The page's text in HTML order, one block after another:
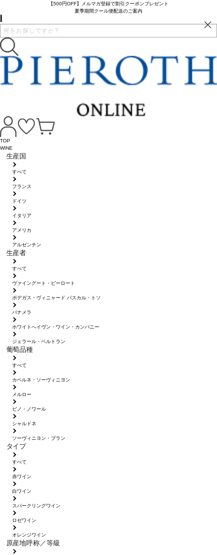
【500円OFF】メルマガ登録で割引クーポンプレゼント
夏季期間クール便配送のご案内
TOP
WINE
生産国
すべて
フランス
ドイツ
イタリア
アメリカ
アルゼンチン
生産者
すべて
ヴァイングート・ピーロート
ボデガス・ヴィニャード パスカル・トソ
パナメラ
ホワイトへイヴン・ワイン・カンパニー
ジェラール・ベルトラン
葡萄品種
すべて
カベルネ・ソーヴィニヨン
メルロー
ピノ・ノワール
シャルドネ
ソーヴィニヨン・ブラン
タイプ
すべて
赤ワイン
白ワイン
スパークリングワイン
ロゼワイン
オレンジワイン
原産地呼称／等級